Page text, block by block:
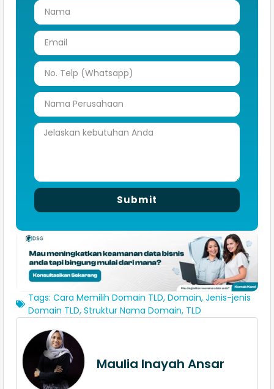
Submit
Tags: Cara Memilih Domain TLD, Domain, Jenis-jenis
Domain TLD, Struktur Nama Domain, TLD
Maulia Inayah Ansar